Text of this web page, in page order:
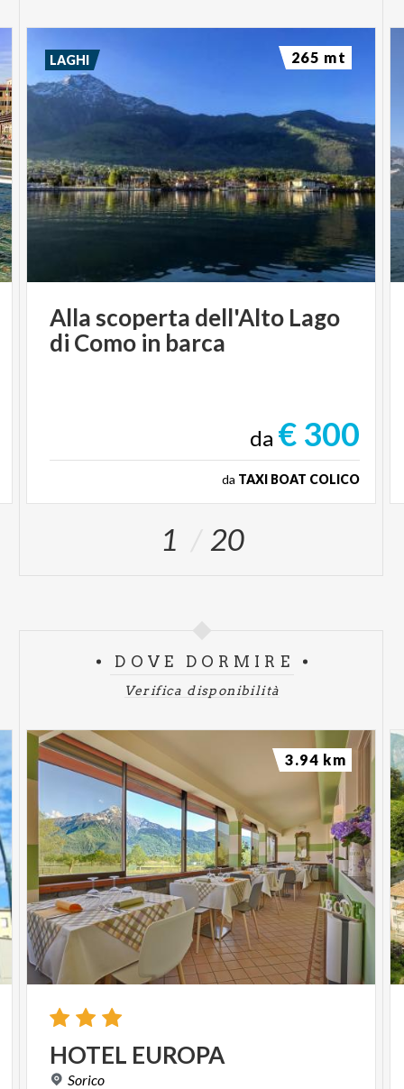
Alla scoperta dell'Alto Lago
di Como in barca
da € 300
da TAXI BOAT COLICO
LAGHI 265 mt
1 20
DOVE DORMIRE
Verifica disponibilità
HOTEL EUROPA
Sorico
3.94 km